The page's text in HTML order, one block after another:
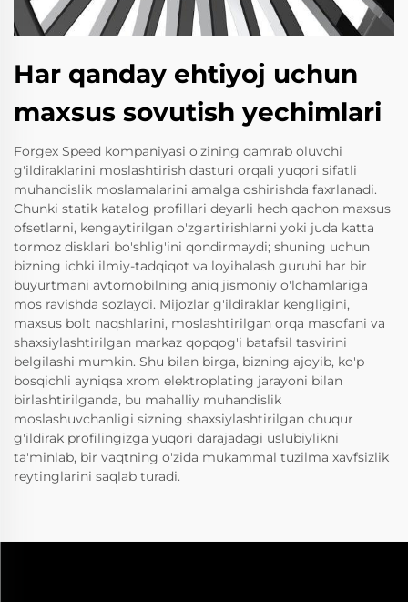
Har qanday ehtiyoj uchun
maxsus sovutish yechimlari
Forgex Speed kompaniyasi o'zining qamrab oluvchi
g'ildiraklarini moslashtirish dasturi orqali yuqori sifatli
muhandislik moslamalarini amalga oshirishda faxrlanadi.
Chunki statik katalog profillari deyarli hech qachon maxsus
ofsetlarni, kengaytirilgan o'zgartirishlarni yoki juda katta
tormoz disklari bo'shlig'ini qondirmaydi; shuning uchun
bizning ichki ilmiy-tadqiqot va loyihalash guruhi har bir
buyurtmani avtomobilning aniq jismoniy o'lchamlariga
mos ravishda sozlaydi. Mijozlar g'ildiraklar kengligini,
maxsus bolt naqshlarini, moslashtirilgan orqa masofani va
shaxsiylashtirilgan markaz qopqog'i batafsil tasvirini
belgilashi mumkin. Shu bilan birga, bizning ajoyib, ko'p
bosqichli ayniqsa xrom elektroplating jarayoni bilan
birlashtirilganda, bu mahalliy muhandislik
moslashuvchanligi sizning shaxsiylashtirilgan chuqur
g'ildirak profilingizga yuqori darajadagi uslubiylikni
ta'minlab, bir vaqtning o'zida mukammal tuzilma xavfsizlik
reytinglarini saqlab turadi.